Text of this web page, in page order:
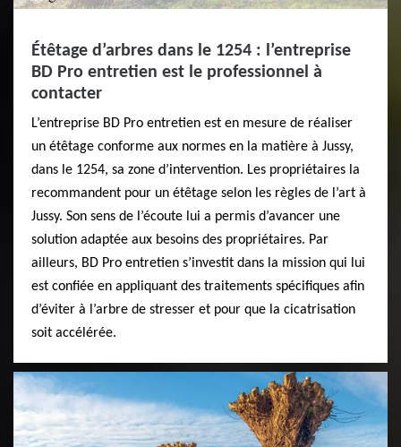
Étêtage d’arbres dans le 1254 : l’entreprise
BD Pro entretien est le professionnel à
contacter
L’entreprise BD Pro entretien est en mesure de réaliser
un étêtage conforme aux normes en la matière à Jussy,
dans le 1254, sa zone d’intervention. Les propriétaires la
recommandent pour un étêtage selon les règles de l’art à
Jussy. Son sens de l’écoute lui a permis d’avancer une
solution adaptée aux besoins des propriétaires. Par
ailleurs, BD Pro entretien s’investit dans la mission qui lui
est confiée en appliquant des traitements spécifiques afin
d’éviter à l’arbre de stresser et pour que la cicatrisation
soit accélérée.